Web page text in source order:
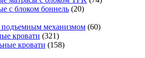
с блоком боннель (20)
подъемным механизмом (60)
кровати (321)
кровати (158)